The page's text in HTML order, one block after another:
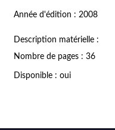
Année d'édition : 2008
Description matérielle :
Nombre de pages : 36
Disponible : oui